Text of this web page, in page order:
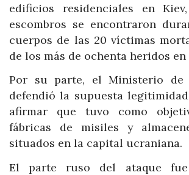
edificios residenciales en
escombros se encontraron
cuerpos de las 20 víctimas
de los más de ochenta heridos en
Por su parte, el Ministerio de
defendió la supuesta
afirmar que tuvo como
fábricas de misiles y
situados en la capital ucraniana.
El parte ruso del ataque